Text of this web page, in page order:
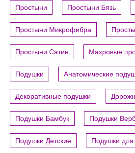
Простыни Простыни Бязь
Простыни Микрофибра
Простыни Сатин Махровые
Подушки Анатомические
Декоративные подушки
Подушки Бамбук Подушки
Подушки Детские Подушки